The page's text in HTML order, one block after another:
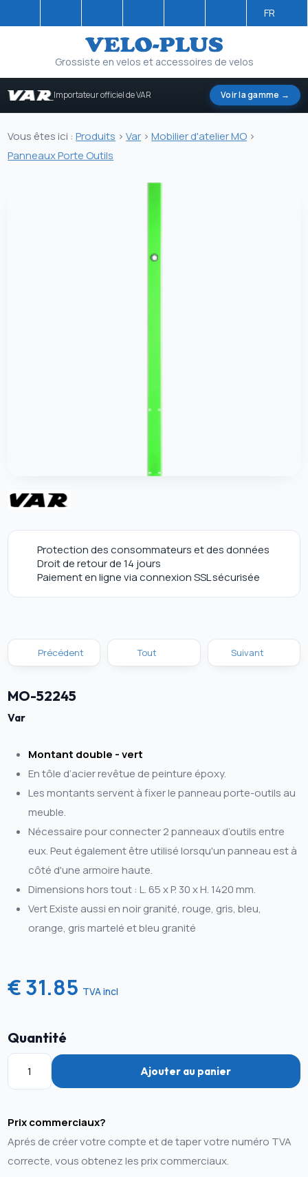
FR
Grossiste en velos et accessoires de velos
Importateur officiel de VAR Voir la gamme →
Vous êtes ici :Produits >Var >Mobilier d'atelier MO >
Panneaux Porte Outils
Protection des consommateurs et des données
Droit de retour de 14 jours
Paiement en ligne via connexion SSL sécurisée
Précédent Tout Suivant
MO-52245
Var
Montant double - vert
En tôle d’acier revêtue de peinture époxy.
Les montants servent à fixer le panneau porte-outils au
meuble.
Nécessaire pour connecter 2 panneaux d’outils entre
eux. Peut également être utilisé lorsqu'un panneau est à
côté d'une armoire haute.
Dimensions hors tout : L. 65 x P. 30 x H. 1420 mm.
Vert Existe aussi en noir granité, rouge, gris, bleu,
orange, gris martelé et bleu granité
€ 31.85 TVA incl
Quantité
Ajouter au panier
Prix commerciaux?
Aprés de créer votre compte et de taper votre numéro TVA
correcte, vous obtenez les prix commerciaux.